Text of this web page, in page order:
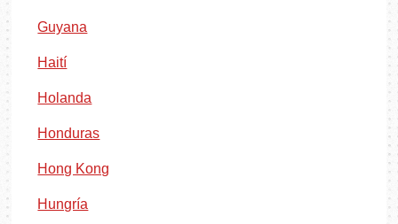
Guyana
Haití
Holanda
Honduras
Hong Kong
Hungría